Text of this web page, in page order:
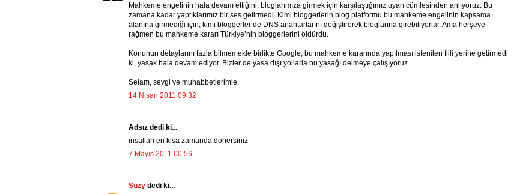
Mahkeme engelinin hala devam ettiğini, bloglarımıza girmek için karşılaştığımız uyarı cümlesinden anlıyoruz. Bu
zamana kadar yaptıklarımız bir ses getirmedi. Kimi bloggerlerin blog platformu bu mahkeme engelinin kapsama
alanına girmediği için, kimi bloggerler de DNS anahtarlarını değiştirerek bloglarına girebiliyorlar. Ama herşeye
rağmen bu mahkeme kararı Türkiye’nin bloggerlerini öldürdü.
Konunun detaylarını fazla bilmemekle birlikte Google, bu mahkeme kararında yapılması istenilen fiili yerine getirmedi
ki, yasak hala devam ediyor. Bizler de yasa dışı yollarla bu yasağı delmeye çalışıyoruz.
Selam, sevgi ve muhabbetlerimle.
14 Nisan 2011 09:32
Adsız dedi ki...
insallah en kisa zamanda donersiniz
7 Mayıs 2011 00:56
Suzy dedi ki...